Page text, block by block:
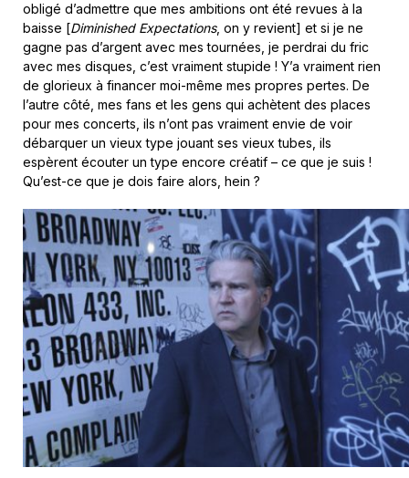
obligé d’admettre que mes ambitions ont été revues à la
baisse [Diminished Expectations, on y revient] et si je ne
gagne pas d’argent avec mes tournées, je perdrai du fric
avec mes disques, c’est vraiment stupide ! Y’a vraiment rien
de glorieux à financer moi-même mes propres pertes. De
l’autre côté, mes fans et les gens qui achètent des places
pour mes concerts, ils n’ont pas vraiment envie de voir
débarquer un vieux type jouant ses vieux tubes, ils
espèrent écouter un type encore créatif – ce que je suis !
Qu’est-ce que je dois faire alors, hein ?